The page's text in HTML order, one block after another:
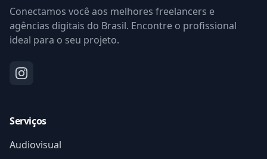
Conectamos você aos melhores freelancers e
agências digitais do Brasil. Encontre o profissional
ideal para o seu projeto.
Serviços
Audiovisual